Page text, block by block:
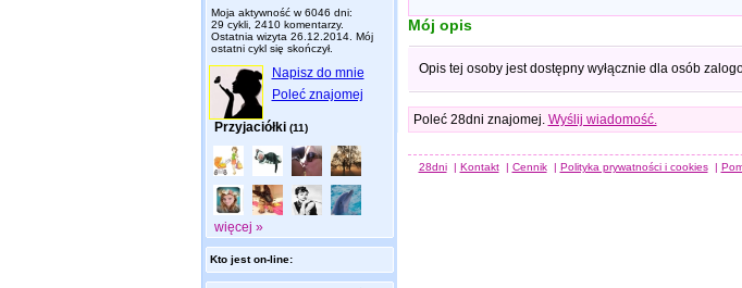
Moja aktywność w 6046 dni:
29 cykli, 2410 komentarzy.
Ostatnia wizyta 26.12.2014. Mój
ostatni cykl się skończył.
Napisz do mnie
Poleć znajomej
Przyjaciółki (11)
więcej »
Kto jest on-line:
Mój opis
Opis tej osoby jest dostępny wyłącznie dla osób
Poleć 28dni znajomej. Wyślij wiadomość.
28dni | Kontakt | Cennik | Polityka prywatności i cookies |